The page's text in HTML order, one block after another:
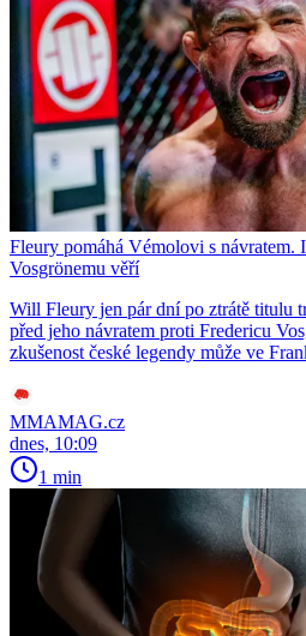
Fleury pomáhá Vémolovi s návratem.
Vosgrönemu věří
Will Fleury jen pár dní po ztrátě titulu
před jeho návratem proti Fredericu
zkušenost české legendy může ve
MMAMAG.cz
dnes, 10:09
1 min